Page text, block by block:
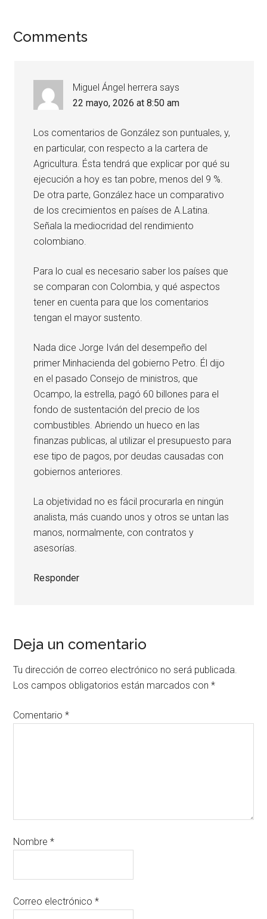
Comments
Miguel Ángel herrera says
22 mayo, 2026 at 8:50 am
Los comentarios de González son puntuales, y,
en particular, con respecto a la cartera de
Agricultura. Ésta tendrá que explicar por qué su
ejecución a hoy es tan pobre, menos del 9 %.
De otra parte, González hace un comparativo
de los crecimientos en países de A.Latina.
Señala la mediocridad del rendimiento
colombiano.
Para lo cual es necesario saber los países que
se comparan con Colombia, y qué aspectos
tener en cuenta para que los comentarios
tengan el mayor sustento.
Nada dice Jorge Iván del desempeño del
primer Minhacienda del gobierno Petro. Él dijo
en el pasado Consejo de ministros, que
Ocampo, la estrella, pagó 60 billones para el
fondo de sustentación del precio de los
combustibles. Abriendo un hueco en las
finanzas publicas, al utilizar el presupuesto para
ese tipo de pagos, por deudas causadas con
gobiernos anteriores.
La objetividad no es fácil procurarla en ningún
analista, más cuando unos y otros se untan las
manos, normalmente, con contratos y
asesorías.
Responder
Deja un comentario
Tu dirección de correo electrónico no será publicada.
Los campos obligatorios están marcados con*
Comentario*
Nombre*
Correo electrónico*